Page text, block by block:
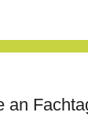
an